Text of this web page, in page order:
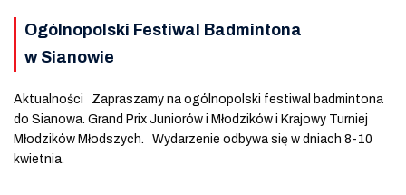
Ogólnopolski Festiwal Badmintona
w Sianowie
Aktualności Zapraszamy na ogólnopolski festiwal badmintona
do Sianowa. Grand Prix Juniorów i Młodzików i Krajowy Turniej
Młodzików Młodszych. Wydarzenie odbywa się w dniach 8-10
kwietnia.